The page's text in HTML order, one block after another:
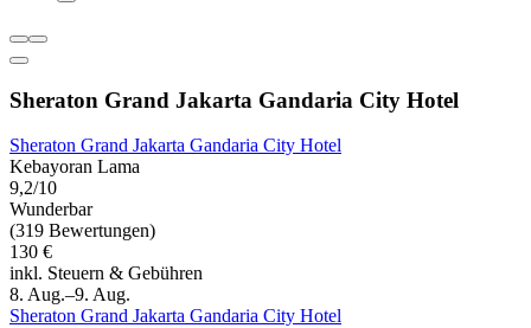
Sheraton Grand Jakarta Gandaria City Hotel
Sheraton Grand Jakarta Gandaria City Hotel
Kebayoran Lama
9,2/10
Wunderbar
(319 Bewertungen)
130 €
inkl. Steuern & Gebühren
8. Aug.–9. Aug.
Sheraton Grand Jakarta Gandaria City Hotel